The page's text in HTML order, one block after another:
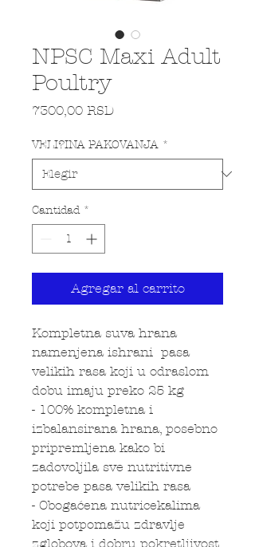
NPSC Maxi Adult
Poultry
7300,00 RSDPrecio
VELI?INA PAKOVANJA *
Cantidad *
Agregar al carrito
Kompletna suva hrana
namenjena ishrani pasa
velikih rasa koji u odraslom
dobu imaju preko 25 kg
- 100% kompletna i
izbalansirana hrana, posebno
pripremljena kako bi
zadovoljila sve nutritivne
potrebe pasa velikih rasa
- Obogaćena nutricekalima
koji potpomažu zdravlje
zglobova i dobru pokretljivost